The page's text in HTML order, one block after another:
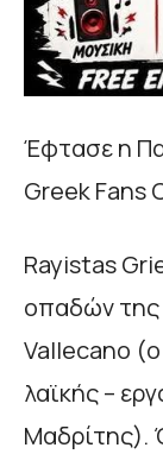
Έφτασε η
Greek Fans
Rayistas
οπαδών της
Vallecano (ο
λαϊκής –
Μαδρίτης).